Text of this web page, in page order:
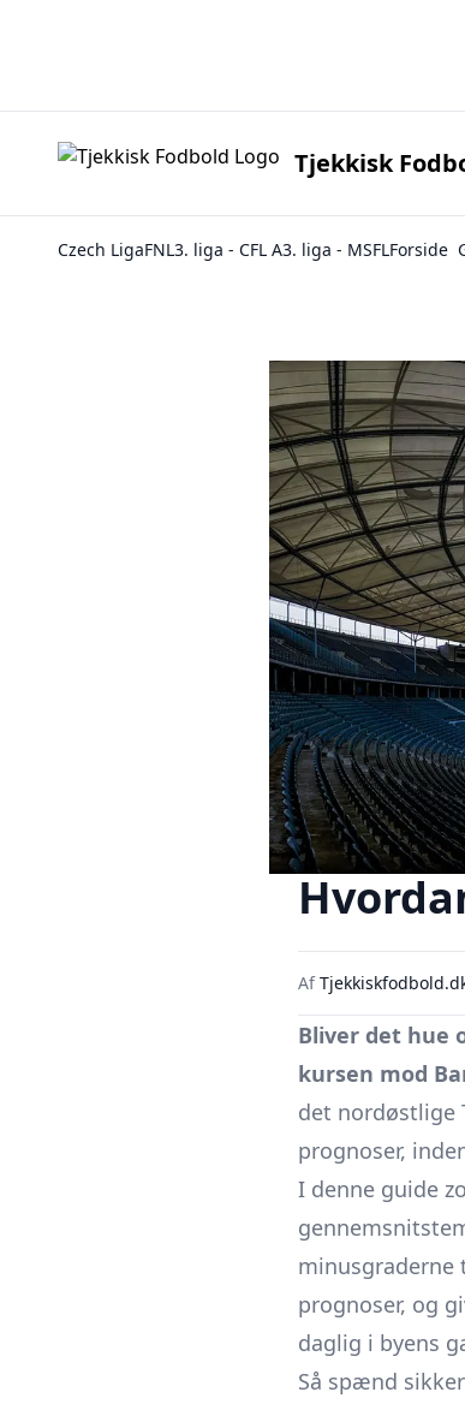
Tjekkisk
Czech LigaFNL3. liga - CFL A3. liga - MSFLForside
Af
Bliver det hue
kursen mod
det nordøstlige
prognoser,
I denne guide
minusgraderne
prognoser, og
daglig i byens
Så spænd